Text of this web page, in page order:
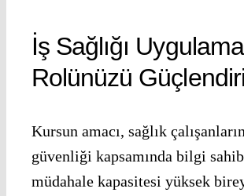
İş Sağlığı
Rolünüzü
Kursun amacı, sağlık
güvenliği kapsamında bilgi
müdahale kapasitesi yüksek